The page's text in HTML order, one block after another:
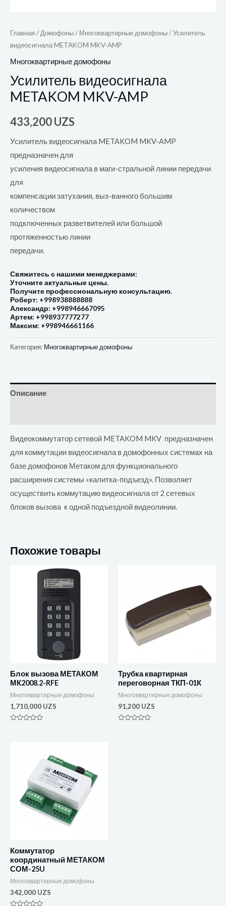
Главная /Домофоны/ Многоквартирные домофоны/ Усилитель
видеосигнала METAKOM MKV-AMP
Многоквартирные домофоны
Усилитель видеосигнала
METAKOM MKV-AMP
433,200UZS
Усилитель видеосигнала METAKOM MKV-AMP
предназначен для
усиления видеосигнала в маги-стральной линии передачи
для
компенсации затухания, выз-ванного большим
количеством
подключенных разветвителей или большой
протяженностью линии
передачи.
Свяжитесь с нашими менеджерами:
Уточните актуальные цены.
Получите профессиональную консультацию.
Роберт: +998938888888
Александр: +998946667095
Артем: +998937777277
Максим: +998946661166
Категория: Многоквартирные домофоны
Описание
Видеокоммутатор сетевой METAKOM MKV предназначен
для коммутации видеосигнала в домофонных системах на
базе домофонов Метаком для функционального
расширения системы «калитка-подъезд». Позволяет
осуществить коммутацию видеосигнала от 2 сетевых
блоков вызова к одной подъездной видеолинии.
Похожие товары
Блок вызова МЕТАКОМ
МК2008.2-RFE
Многоквартирные домофоны
1,710,000 UZS
Трубка квартирная
переговорная ТКП-01К
Многоквартирные домофоны
91,200 UZS
Коммутатор
координатный МЕТАКОМ
СОМ-25U
Многоквартирные домофоны
342,000 UZS